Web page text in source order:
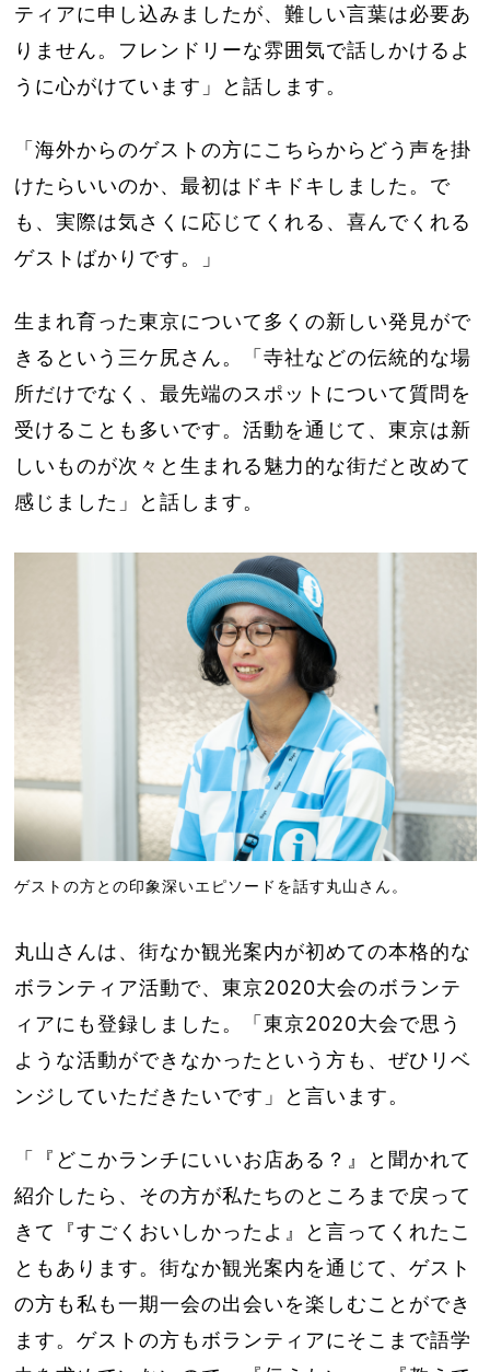
ティアに申し込みましたが、難しい言葉は必要あ
りません。フレンドリーな雰囲気で話しかけるよ
うに心がけています」と話します。
「海外からのゲストの方にこちらからどう声を掛
けたらいいのか、最初はドキドキしました。で
も、実際は気さくに応じてくれる、喜んでくれる
ゲストばかりです。」
生まれ育った東京について多くの新しい発見がで
きるという三ケ尻さん。「寺社などの伝統的な場
所だけでなく、最先端のスポットについて質問を
受けることも多いです。活動を通じて、東京は新
しいものが次々と生まれる魅力的な街だと改めて
感じました」と話します。
ゲストの方との印象深いエピソードを話す丸山さん。
丸山さんは、街なか観光案内が初めての本格的な
ボランティア活動で、東京2020大会のボランテ
ィアにも登録しました。「東京2020大会で思う
ような活動ができなかったという方も、ぜひリベ
ンジしていただきたいです」と言います。
「『どこかランチにいいお店ある？』と聞かれて
紹介したら、その方が私たちのところまで戻って
きて『すごくおいしかったよ』と言ってくれたこ
ともあります。街なか観光案内を通じて、ゲスト
の方も私も一期一会の出会いを楽しむことができ
ます。ゲストの方もボランティアにそこまで語学